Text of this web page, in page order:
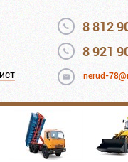
8 812
8 921
nerud-